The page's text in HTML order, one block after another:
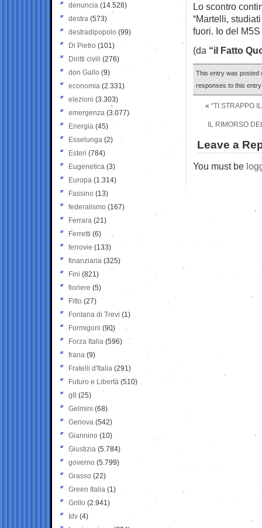
Lo scontro
“Martelli,
fuori. Io del
(da “il Fatto
This entry was posted
responses to this
« “TI STRAPPO
IL RIMORSO
Leave a
You must be
denuncia (14.528)
destra (573)
destradipopolo (99)
Di Pietro (101)
Diritti civili (276)
don Gallo (9)
economia (2.331)
elezioni (3.303)
emergenza (3.077)
Energia (45)
Esselunga (2)
Esteri (784)
Eugenetica (3)
Europa (1.314)
Fassino (13)
federalismo (167)
Ferrara (21)
Ferretti (6)
ferrovie (133)
finanziaria (325)
Fini (821)
fioriere (5)
Fitto (27)
Fontana di Trevi (1)
Formigoni (90)
Forza Italia (596)
frana (9)
Fratelli d'Italia (291)
Futuro e Libertà (510)
g8 (25)
Gelmini (68)
Genova (542)
Giannino (10)
Giustizia (5.784)
governo (5.799)
Grasso (22)
Green Italia (1)
Grillo (2.941)
Idv (4)